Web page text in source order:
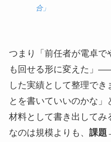
合」
つまり「前任者が電卓で
も回せる形に変えた」
した実績として整理でき
とを書いていいのかな
材料として書き出してみ
なのは規模よりも、 課題